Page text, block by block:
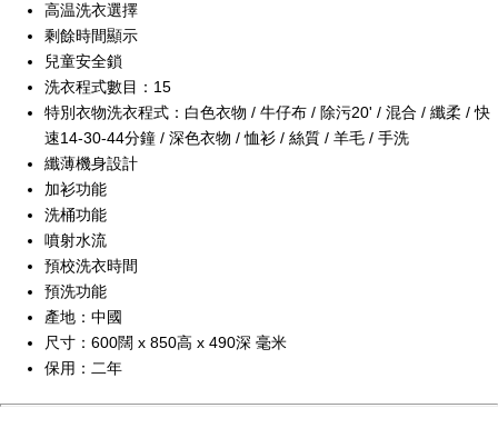
高温洗衣選擇
剩餘時間顯示
兒童安全鎖
洗衣程式數目：15
特別衣物洗衣程式：白色衣物 / 牛仔布 / 除污20' / 混合 / 纖柔 / 快
速14-30-44分鐘 / 深色衣物 / 恤衫 / 絲質 / 羊毛 / 手洗
纖薄機身設計
加衫功能
洗桶功能
噴射水流
預校洗衣時間
預洗功能
產地：中國
尺寸：600闊 x 850高 x 490深 毫米
保用：二年